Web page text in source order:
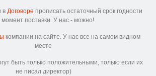
в Договоре прописать остаточный срок годности
момент поставки. У нас - можно!
компании на сайте. У нас все на самом видном
месте
быть только положительными, только если их
не писал директор)